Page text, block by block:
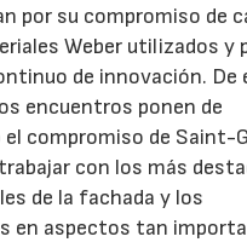
por su compromiso de
Weber utilizados y
de innovación. De
encuentros ponen de
compromiso de Saint-
con los más
de la fachada y los
en aspectos tan